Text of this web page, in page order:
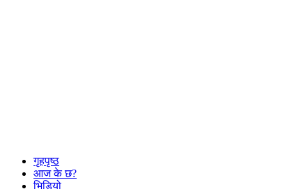
गृहपृष्ठ
आज के छ?
भिडियो